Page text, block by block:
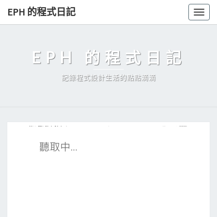
Skip
EPH 的程式日記
EPH 的程式日記
記錄程式設計生活的點點滴滴